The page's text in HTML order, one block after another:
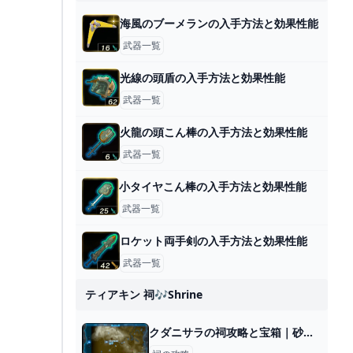
海風のブーメランの入手方法と効果性能
武器一覧
光線の頭盾の入手方法と効果性能
武器一覧
火龍の頭こん棒の入手方法と効果性能
武器一覧
小タイヤこん棒の入手方法と効果性能
武器一覧
ロケット両手剣の入手方法と効果性能
武器一覧
ティアキン 祠🎶shrine
クダニサラの祠攻略と宝箱｜砂上の橋梁